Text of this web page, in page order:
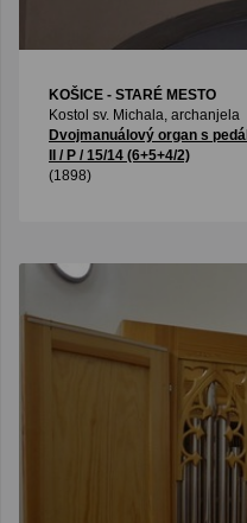
KOŠICE - STARÉ MESTO
Kostol sv. Michala, archanjela
Dvojmanuálový organ s
II / P / 15/14 (6+5+4/2)
(1898)